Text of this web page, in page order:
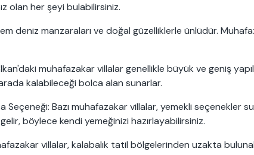
olan her şeyi bulabilirsiniz.
deniz manzaraları ve doğal güzelliklerle ünlüdür.
muhafazakar villalar genellikle büyük ve geniş
kalabileceği bolca alan sunarlar.
Seçeneği: Bazı muhafazakar villalar, yemekli seçenekler
böylece kendi yemeğinizi hazırlayabilirsiniz.
villalar, kalabalık tatil bölgelerinden uzakta